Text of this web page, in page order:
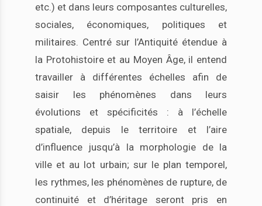
etc.) et dans leurs composantes culturelles,
sociales, économiques, politiques et
militaires. Centré sur l’Antiquité étendue à
la Protohistoire et au Moyen Âge, il entend
travailler à différentes échelles afin de
saisir les phénomènes dans leurs
évolutions et spécificités : à l’échelle
spatiale, depuis le territoire et l’aire
d’influence jusqu’à la morphologie de la
ville et au lot urbain; sur le plan temporel,
les rythmes, les phénomènes de rupture, de
continuité et d’héritage seront pris en